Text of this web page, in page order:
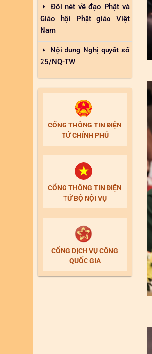
Đôi nét về đạo Phật và
Giáo hội Phật giáo Việt
Nam
Nội dung Nghị quyết số
25/NQ-TW
CỔNG THÔNG TIN ĐIỆN
TỬ CHÍNH PHỦ
CỔNG THÔNG TIN ĐIỆN
TỬ BỘ NỘI VỤ
CỔNG DỊCH VỤ CÔNG
QUỐC GIA